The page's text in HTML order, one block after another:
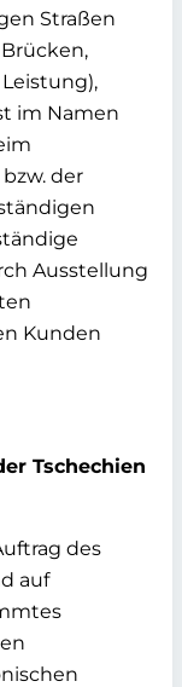
Straßen
im Namen
der
Ausstellung
Kunden
Tschechien
des
auf